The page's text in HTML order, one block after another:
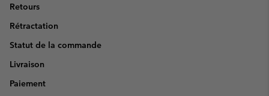
Retours
Rétractation
Statut de la commande
Livraison
Paiement